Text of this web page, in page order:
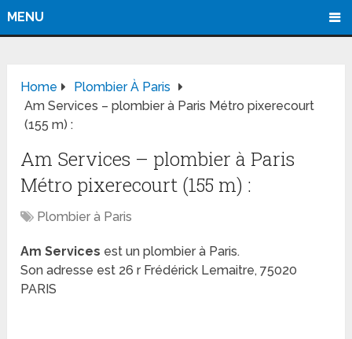
MENU
Home
Plombier À Paris
Am Services – plombier à Paris Métro pixerecourt
(155 m) :
Am Services – plombier à Paris
Métro pixerecourt (155 m) :
Plombier à Paris
Am Services est un plombier à Paris.
Son adresse est 26 r Frédérick Lemaitre, 75020
PARIS